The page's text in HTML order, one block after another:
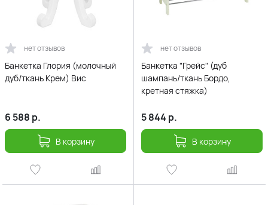
нет отзывов
Банкетка Глория (молочный
дуб/ткань Крем) Вис
6 588 р.
В корзину
нет отзывов
Банкетка "Грейс" (дуб
шампань/ткань Бордо,
кретная стяжкa)
5 844 р.
В корзину